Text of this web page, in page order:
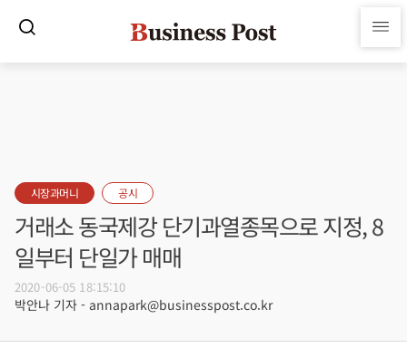
시장과머니 공시
거래소 동국제강 단기과열종목으로 지정, 8
일부터 단일가 매매
2020-06-05 18:15:10
박안나 기자 - annapark@businesspost.co.kr